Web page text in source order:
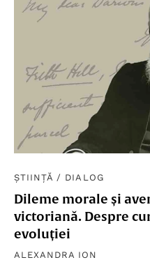
ȘTIINȚĂ / DIALOG
Dileme morale și
victoriană. Despre
evoluției
ALEXANDRA ION